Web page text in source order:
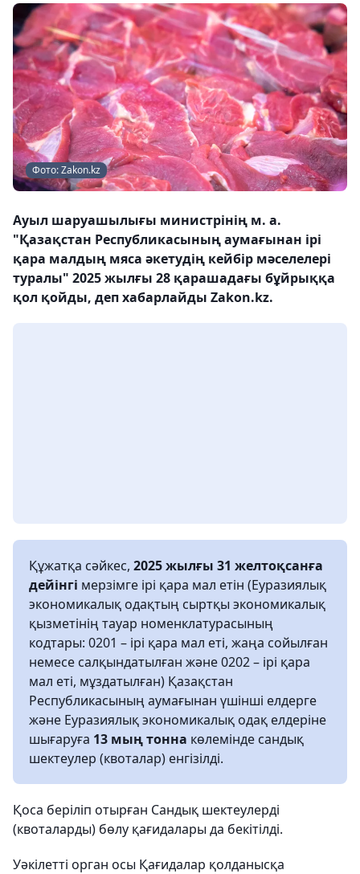
Фото: Zakon.kz
Ауыл шаруашылығы министрінің м. а.
"Қазақстан Республикасының аумағынан ірі
қара малдың мяса әкетудің кейбір мәселелері
туралы" 2025 жылғы 28 қарашадағы бұйрыққа
қол қойды, деп хабарлайды Zakon.kz.
Құжатқа сәйкес, 2025 жылғы 31 желтоқсанға
дейінгі мерзімге ірі қара мал етін (Еуразиялық
экономикалық одақтың сыртқы экономикалық
қызметінің тауар номенклатурасының
кодтары: 0201 – ірі қара мал еті, жаңа сойылған
немесе салқындатылған және 0202 – ірі қара
мал еті, мұздатылған) Қазақстан
Республикасының аумағынан үшінші елдерге
және Еуразиялық экономикалық одақ елдеріне
шығаруға 13 мың тонна көлемінде сандық
шектеулер (квоталар) енгізілді.
Қоса беріліп отырған Сандық шектеулерді
(квоталарды) бөлу қағидалары да бекітілді.
Уәкілетті орган осы Қағидалар қолданысқа